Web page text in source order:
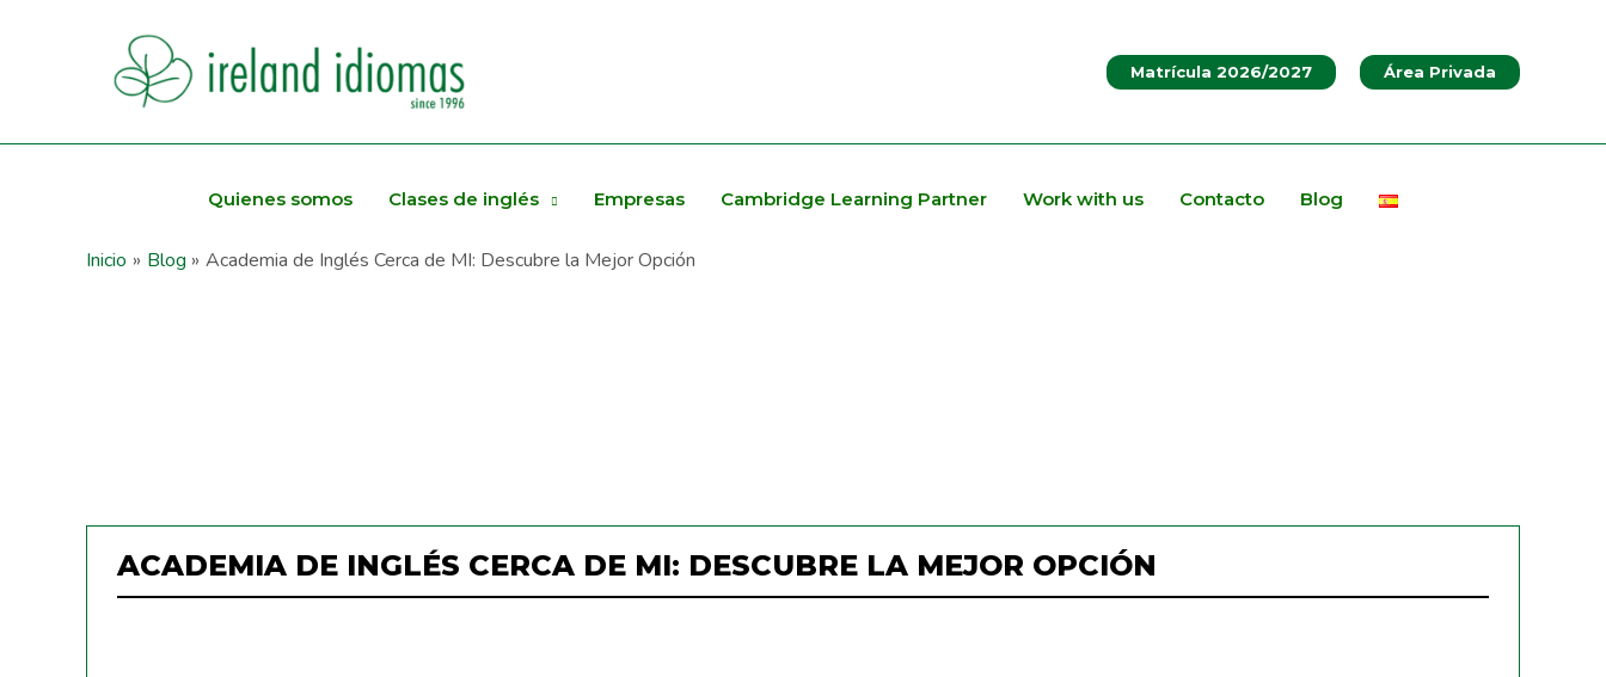
Matrícula 2026/2027 Área Privada
Quienes somos Clases de inglés Empresas Cambridge Learning Partner Work with us Contacto Blog
Inicio Blog Academia de Inglés Cerca de MI: Descubre la Mejor Opción
ACADEMIA DE INGLÉS CERCA DE MI: DESCUBRE LA MEJOR OPCIÓN